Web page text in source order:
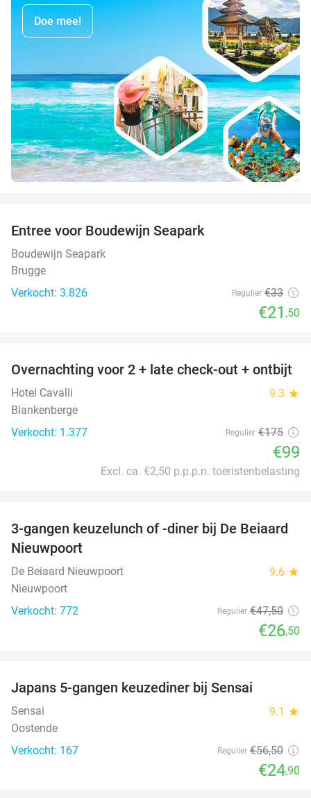
Doe mee!
Entree voor Boudewijn Seapark
Boudewijn Seapark
Brugge
Verkocht: 3.826
Regulier €33
€21 ,50
43%
Overnachting voor 2 + late check-out + ontbijt
Hotel Cavalli 9.3 star
Blankenberge
Verkocht: 1.377
Regulier €175
€99
Excl. ca. €2,50 p.p.p.n. toeristenbelasting
44%
3-gangen keuzelunch of -diner bij De Beiaard
Nieuwpoort
De Beiaard Nieuwpoort 9.6 star
Nieuwpoort
Verkocht: 772
Regulier €47,50
€26,50
Japans 5-gangen keuzediner bij Sensai
Sensai 9.1 star
Oostende
Verkocht: 167
Regulier €56,50
€24,90